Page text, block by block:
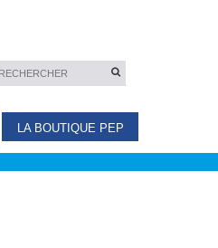
LA BOUTIQUE PEP